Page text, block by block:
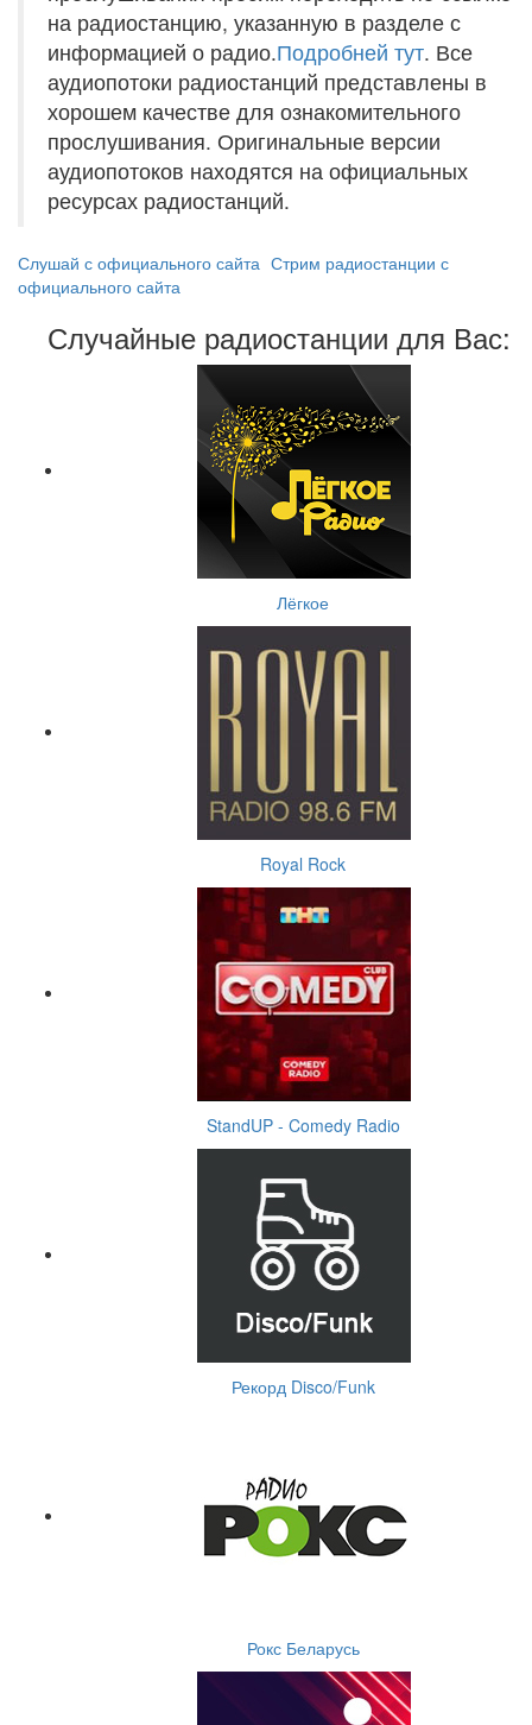
на радиостанцию, указанную в разделе с
информацией о радио.Подробней тут. Все
аудиопотоки радиостанций представлены в
хорошем качестве для ознакомительного
прослушивания. Оригинальные версии
аудиопотоков находятся на официальных
ресурсах радиостанций.
Слушай с официального сайта Стрим радиостанции с
официального сайта
Случайные радиостанции для Вас:
Лёгкое
Royal Rock
StandUP - Comedy Radio
Рекорд Disco/Funk
Рокс Беларусь